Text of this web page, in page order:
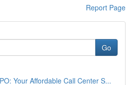
Report Page
Go
Your Affordable Call Center S...